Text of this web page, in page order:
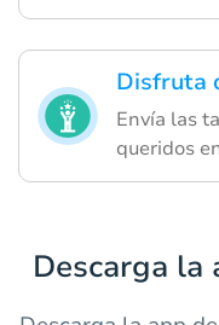
Disfruta
Envía las
queridos
Descarga la